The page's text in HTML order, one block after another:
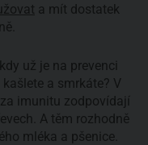
a mít dostatek
už je na prevenci
a smrkáte? V
imunitu zodpovídají
A těm rozhodně
mléka a pšenice.